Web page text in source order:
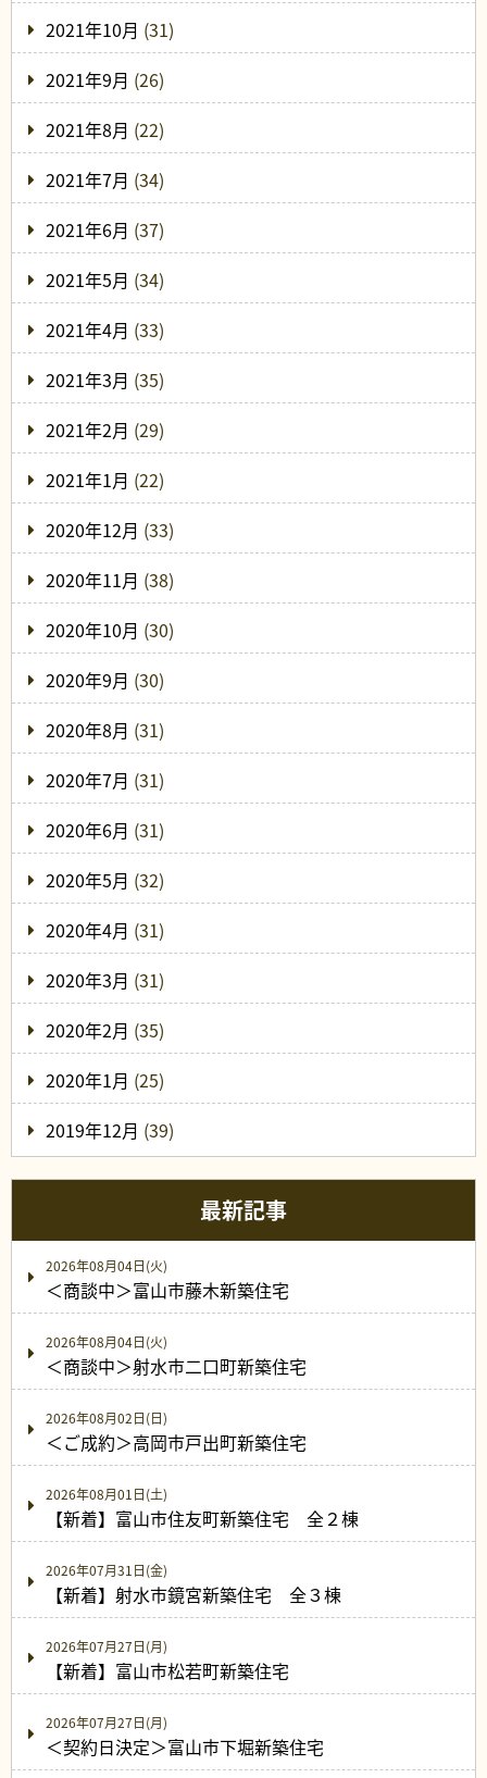
2021年10月 (31)
2021年9月 (26)
2021年8月 (22)
2021年7月 (34)
2021年6月 (37)
2021年5月 (34)
2021年4月 (33)
2021年3月 (35)
2021年2月 (29)
2021年1月 (22)
2020年12月 (33)
2020年11月 (38)
2020年10月 (30)
2020年9月 (30)
2020年8月 (31)
2020年7月 (31)
2020年6月 (31)
2020年5月 (32)
2020年4月 (31)
2020年3月 (31)
2020年2月 (35)
2020年1月 (25)
2019年12月 (39)
最新記事
2026年08月04日(火)
＜商談中＞富山市藤木新築住宅
2026年08月04日(火)
＜商談中＞射水市二口町新築住宅
2026年08月02日(日)
＜ご成約＞高岡市戸出町新築住宅
2026年08月01日(土)
【新着】富山市住友町新築住宅 全２棟
2026年07月31日(金)
【新着】射水市鏡宮新築住宅 全３棟
2026年07月27日(月)
【新着】富山市松若町新築住宅
2026年07月27日(月)
＜契約日決定＞富山市下堀新築住宅